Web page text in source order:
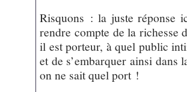
Risquons : la juste réponse
rendre compte de la richesse
il est porteur, à quel public
et de s’embarquer ainsi dans
on ne sait quel port !